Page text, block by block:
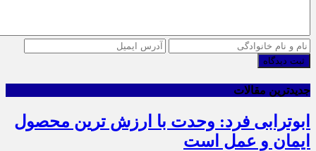
ثبت دیدگاه
جدیدترین مقالات
ابوترابی فرد: وحدت با ارزش ترین محصول
ایمان و عمل است